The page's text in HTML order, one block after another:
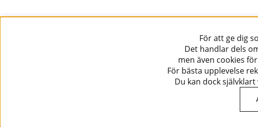
För att ge dig
Det handlar dels
men även cookies
För bästa upplevelse
Du kan dock